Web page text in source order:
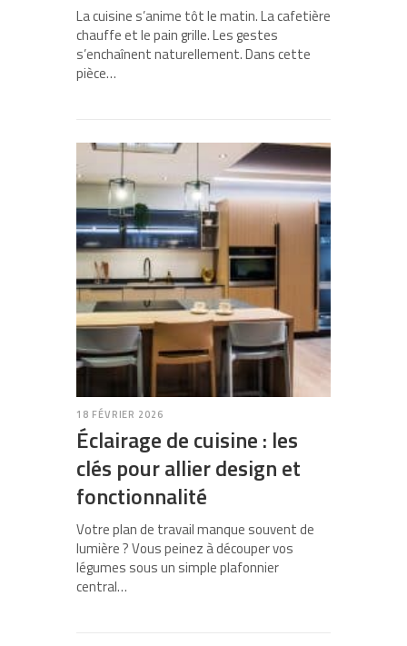
La cuisine s’anime tôt le matin. La cafetière
chauffe et le pain grille. Les gestes
s’enchaînent naturellement. Dans cette
pièce…
18 FÉVRIER 2026
Éclairage de cuisine : les
clés pour allier design et
fonctionnalité
Votre plan de travail manque souvent de
lumière ? Vous peinez à découper vos
légumes sous un simple plafonnier
central…